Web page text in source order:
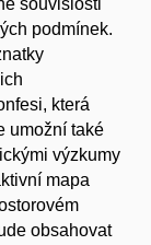
souvislosti
podmínek.
která
umožní také
výzkumy
mapa
obsahovat